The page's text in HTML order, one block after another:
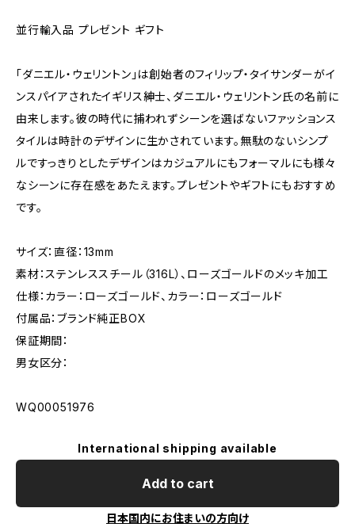
並行輸入品 プレゼント ギフト
「ダニエル・ウェリントン」は創始者のフィリップ・タイサンダーがイ
ンスパイアされたイギリス紳士、ダニエル・ウェリントン氏の名前に
由来します。彼の時代に捕われずシーンを選ばないファッションス
タイルは時計のデザインに生かされています。無駄のないシンプ
ルですっきりとしたデザインはカジュアルにもフォーマルにも様々
なシーンに存在感をあたえます。プレゼントやギフトにもおすすめ
です。
サイズ：直径：13mm
素材：ステンレススチール（316L）、ローズゴールドのメッキ加工
仕様：カラー：ローズゴールド、カラー：ローズゴールド
付属品：ブランド純正BOX
保証期間：
男女区分：
WQ00051976
International shipping available
Add to cart
日本国内にお住まいの方向け